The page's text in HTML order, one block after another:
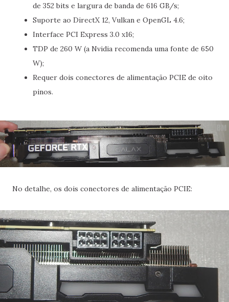
de 352 bits e largura de banda de 616 GB/s;
Suporte ao DirectX 12, Vulkan e OpenGL 4.6;
Interface PCI Express 3.0 x16;
TDP de 260 W (a Nvidia recomenda uma fonte de 650
W);
Requer dois conectores de alimentação PCIE de oito
pinos.
No detalhe, os dois conectores de alimentação PCIE: